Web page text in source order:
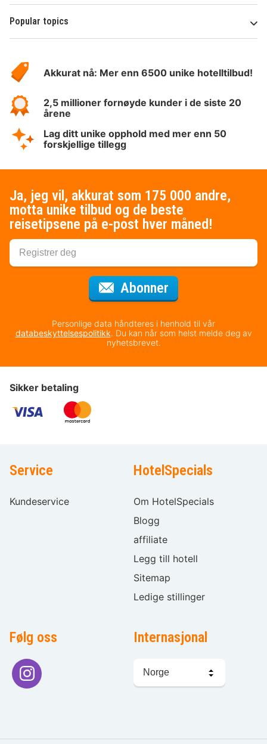
Popular topics
Hotelspecials
Akkurat nå: Mer enn 6500 unike hotelltilbud!
2,5 millioner fornøyde kunder i de siste 20
årene
Lag ditt unike opphold med mer enn 50
forskjellige tillegg
Ja, jeg vil, akkurat som 175 000 andre,
motta unike tilbud og de beste
reisetipsene på e-post hver måned!
Abonner
Personlige data håndteres i henhold til vår
databeskyttelsespolitikk. Du kan når som helst melde deg av
nyhetsbrevet.
Sikker betaling
Service
Kundeservice
HotelSpecials
Om HotelSpecials
Blogg
affiliate
Legg till hotell
Sitemap
Ledige stillinger
Følg oss Internasjonal